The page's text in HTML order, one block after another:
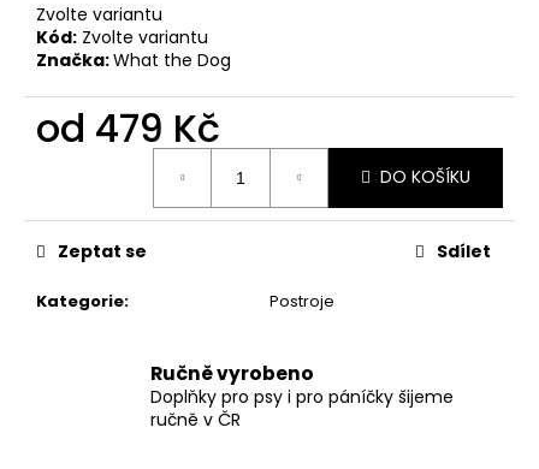
Zvolte variantu
Kód: Zvolte variantu
Značka:What the Dog
od 479 Kč
DO KOŠÍKU
Kategorie: Postroje
Zeptat se Sdílet
Ručně vyrobeno
Doplňky pro psy i pro páníčky šijeme
ručně v ČR
o
u
č
u
SVATEBNÍ